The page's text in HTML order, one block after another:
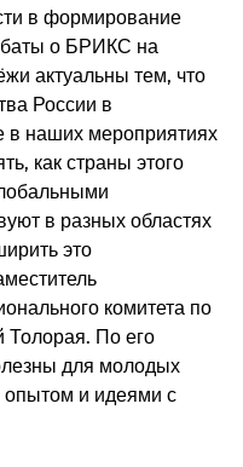
в формирование
о БРИКС на
актуальны тем, что
России в
наших мероприятиях
как страны этого
в разных областях
это
комитета по
Толорая. По его
для молодых
и идеями с